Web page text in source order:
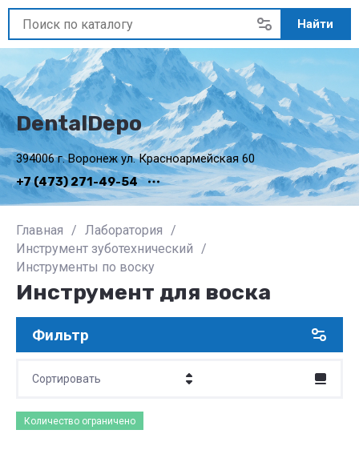
394006 г. Воронеж ул. Красноармейская 60
+7 (473) 271-49-54
DentalDepo
Найти
Главная / Лаборатория /
Инструмент зуботехнический /
Инструменты по воску
Инструмент для воска
Фильтр
Сортировать
Цена - убывание
Количество ограничено